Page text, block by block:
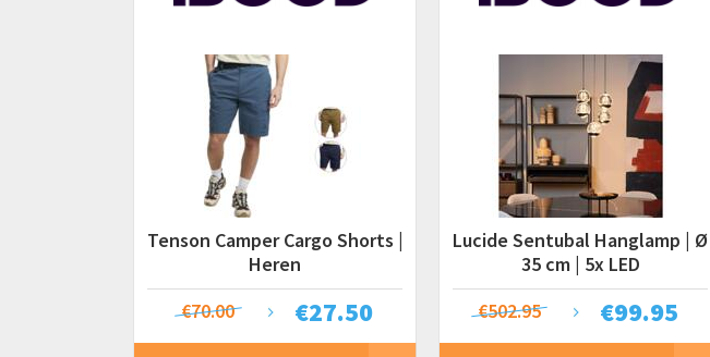
Tenson Camper Cargo Shorts |
Heren
€27.50
€70.00
Lucide Sentubal Hanglamp | Ø
35 cm | 5x LED
€99.95
€502.95